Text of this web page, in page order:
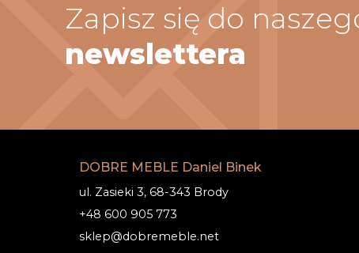
Zapisz się do
newslettera
DOBRE MEBLE Daniel Binek
ul. Zasieki 3, 68-343 Brody
+48 600 905 773
sklep@dobremeble.net